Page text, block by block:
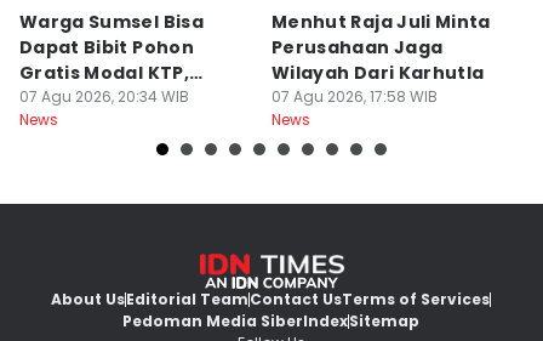
Warga Sumsel Bisa
Dapat Bibit Pohon
Gratis Modal KTP,
Menhut Beberkan
Caranya
07 Agu 2026, 20:34 WIB
News
Menhut Raja Juli Minta
Perusahaan Jaga
Wilayah Dari Karhutla
07 Agu 2026, 17:58 WIB
News
About UsEditorial TeamContact UsTerms of Services
Pedoman Media SiberIndexSitemap